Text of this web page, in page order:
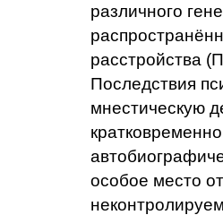
различного
расстройства
Последствия
мнестическую
особое место